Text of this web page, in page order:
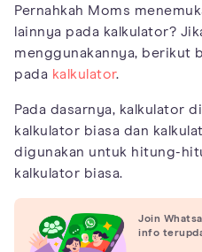
Pernahkah Moms
lainnya pada kalkulator?
menggunakannya, berikut
pada kalkulator.
Pada dasarnya, kalkulator
kalkulator biasa dan
digunakan untuk hitung-
kalkulator biasa.
Join
info